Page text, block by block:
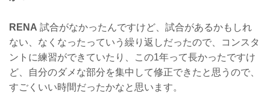
RENA 試合がなかったんですけど、試合があるかもしれ
ない、なくなったっていう繰り返しだったので、コンスタ
ントに練習ができていたり、この1年って長かったですけ
ど、自分のダメな部分を集中して修正できたと思うので、
すごくいい時間だったかなと思います。